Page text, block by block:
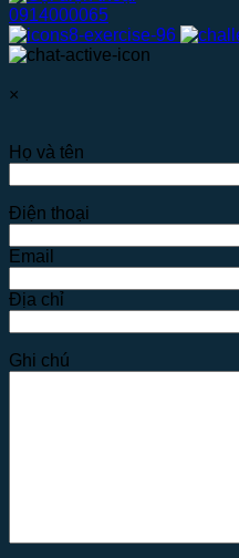
0914000065
×
Họ và tên
Điện thoại
Email
Địa chỉ
Ghi chú